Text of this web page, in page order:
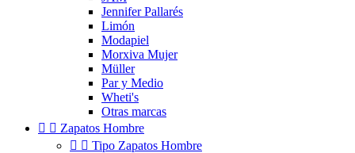
Jennifer Pallarés
Limón
Modapiel
Morxiva Mujer
Müller
Par y Medio
Wheti's
Otras marcas
  Zapatos Hombre
  Tipo Zapatos Hombre